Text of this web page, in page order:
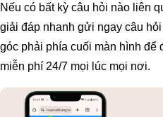
Nếu có bất kỳ câu hỏi nào liên
giải đáp nhanh gửi ngay câu
góc phải phía cuối màn hình để
miễn phí 24/7 mọi lúc mọi nơi.